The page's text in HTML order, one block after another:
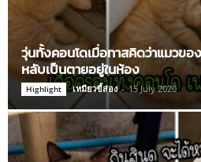
วุ่นทั้งคอนโดเมื่อทาสคิดว่าแมวข
หลับเป็นตายอยู่ในห้อง
Highlight เหมียวขี้ส่อง - 15 July 2020